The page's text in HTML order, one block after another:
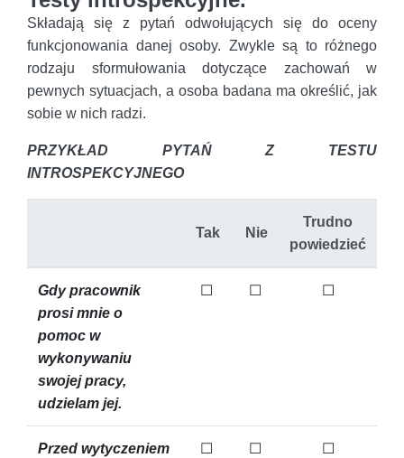
Składają się z pytań odwołujących się do oceny
funkcjonowania danej osoby. Zwykle są to różnego
rodzaju sformułowania dotyczące zachowań w
pewnych sytuacjach, a osoba badana ma określić, jak
sobie w nich radzi.
PRZYKŁAD PYTAŃ Z TESTU
INTROSPEKCYJNEGO
Tak Nie
Trudno
powiedzieć
Gdy pracownik
prosi mnie o
pomoc w
wykonywaniu
swojej pracy,
udzielam jej.
☐ ☐ ☐
Przed wytyczeniem
☐ ☐ ☐